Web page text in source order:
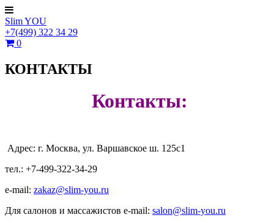
Slim YOU
+7(499) 322 34 29
0
КОНТАКТЫ
Контакты:
Адрес: г. Москва, ул. Варшавское ш. 125с1
тел.: +7-499-322-34-29
e-mail: zakaz@slim-you.ru
Для салонов и массажистов e-mail: salon@slim-you.ru